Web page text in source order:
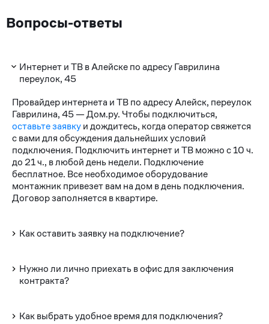
Вопросы-ответы
Интернет и ТВ в Алейске по адресу Гаврилина
переулок, 45
Провайдер интернета и ТВ по адресу Алейск, переулок
Гаврилина, 45 — Дом.ру. Чтобы подключиться,
оставьте заявкуи дождитесь, когда оператор свяжется
с вами для обсуждения дальнейших условий
подключения. Подключить интернет и ТВ можно с 10 ч.
до 21 ч., в любой день недели. Подключение
бесплатное. Все необходимое оборудование
монтажник привезет вам на дом в день подключения.
Договор заполняется в квартире.
Как оставить заявку на подключение?
Нужно ли лично приехать в офис для заключения
контракта?
Как выбрать удобное время для подключения?